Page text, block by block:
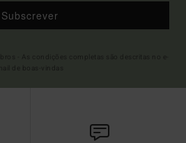
Subscrever